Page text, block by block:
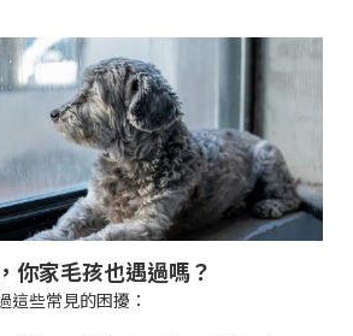
你家毛孩也遇過嗎？
這些常見的困擾：